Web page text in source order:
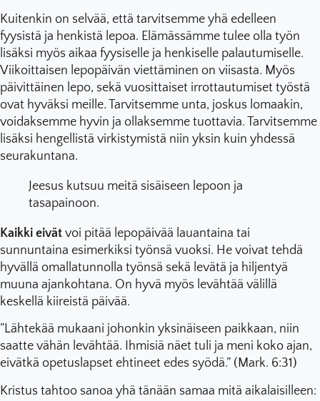
Kuitenkin on selvää, että tarvitsemme yhä edelleen
fyysistä ja henkistä lepoa. Elämässämme tulee olla työn
lisäksi myös aikaa fyysiselle ja henkiselle palautumiselle.
Viikoittaisen lepopäivän viettäminen on viisasta. Myös
päivittäinen lepo, sekä vuosittaiset irrottautumiset työstä
ovat hyväksi meille. Tarvitsemme unta, joskus lomaakin,
voidaksemme hyvin ja ollaksemme tuottavia. Tarvitsemme
lisäksi hengellistä virkistymistä niin yksin kuin yhdessä
seurakuntana.
Jeesus kutsuu meitä sisäiseen lepoon ja
tasapainoon.
Kaikki eivät voi pitää lepopäivää lauantaina tai
sunnuntaina esimerkiksi työnsä vuoksi. He voivat tehdä
hyvällä omallatunnolla työnsä sekä levätä ja hiljentyä
muuna ajankohtana. On hyvä myös levähtää välillä
keskellä kiireistä päivää.
”Lähtekää mukaani johonkin yksinäiseen paikkaan, niin
saatte vähän levähtää. Ihmisiä näet tuli ja meni koko ajan,
eivätkä opetuslapset ehtineet edes syödä.” (Mark. 6:31)
Kristus tahtoo sanoa yhä tänään samaa mitä aikalaisilleen: